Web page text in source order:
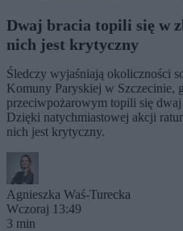
Dwaj bracia topili się w
nich jest krytyczny
Śledczy wyjaśniają okoliczności
Komuny Paryskiej w Szczecinie,
przeciwpożarowym topili się
Dzięki natychmiastowej akcji
nich jest krytyczny.
Agnieszka Waś-Turecka
Wczoraj 13:49
3 min